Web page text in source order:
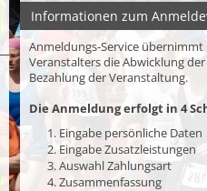
Informationen zum
Anmeldungs-Service übernimmt
Veranstalters die Abwicklung
Bezahlung der Veranstaltung.
Die Anmeldung erfolgt in 4
1. Eingabe persönliche Daten
2. Eingabe Zusatzleistungen
3. Auswahl Zahlungsart
4. Zusammenfassung